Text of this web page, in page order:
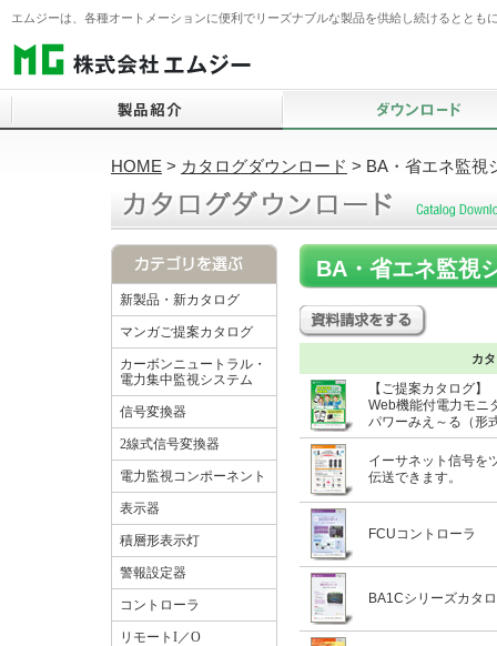
エムジーは、各種オートメーションに便利でリーズナブルな製品を供給し続けるととも
2線式信号変換器
電力監視コンポーネント
積層形表示灯
警報設定器
コントローラ
リモートI/O
チャートレス記録計
PCレコーダ
コンポーネント
ソフトウェア（SCADA）
PID制御コンポーネント
テレメータ・Webロガー
IoT関連
無線機器
操作部コンポーネント
避雷器（アレスタ）
センサ
LED照明・紫外LED
PID実習セット・その他
仕様書一括ダウンロード
カタログダウンロード
動画ダウンロード
技術解説書ダウンロード
英・中・韓 仕様書ダウン
ソフトウェアダウンロー
ト
HOME > カタログダウンロード > BA・省エネ監視
新製品・新カタログ
マンガご提案カタログ
カーボンニュートラル・
電力集中監視システム
信号変換器
2線式信号変換器
電力監視コンポーネント
表示器
積層形表示灯
警報設定器
コントローラ
リモートI／O
BA・省エネ監視
カ
【ご提案カタログ】
Web機能付電力モ
パワーみえ～る（形
イーサネット信号を
伝送できます。
FCUコントローラ
BA1Cシリーズカタ